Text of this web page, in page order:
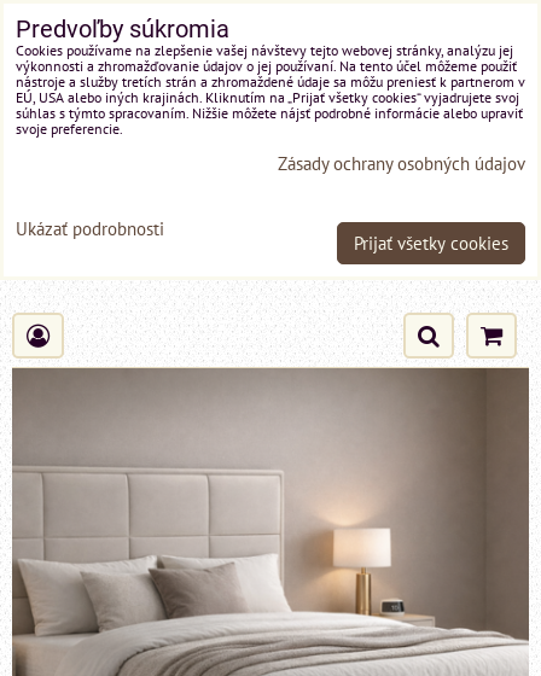
Predvoľby súkromia
Cookies používame na zlepšenie vašej návštevy tejto webovej stránky, analýzu jej
výkonnosti a zhromažďovanie údajov o jej používaní. Na tento účel môžeme použiť
nástroje a služby tretích strán a zhromaždené údaje sa môžu preniesť k partnerom v
EÚ, USA alebo iných krajinách. Kliknutím na „Prijať všetky cookies“ vyjadrujete svoj
súhlas s týmto spracovaním. Nižšie môžete nájsť podrobné informácie alebo upraviť
svoje preferencie.
Zásady ochrany osobných údajov
Ukázať podrobnosti
Prijať všetky cookies